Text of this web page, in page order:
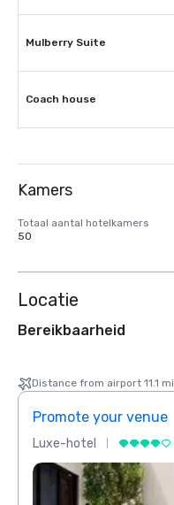
Mulberry Suite
Coach house
Kamers
Totaal aantal hotelkamers
50
Locatie
Bereikbaarheid
Distance from airport 11.1 mi
Promote your venue
Luxe-hotel